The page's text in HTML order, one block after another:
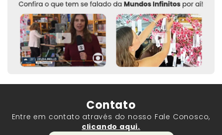
Contato
Entre em contato através do nosso Fale Conosco,
clicando aqui.